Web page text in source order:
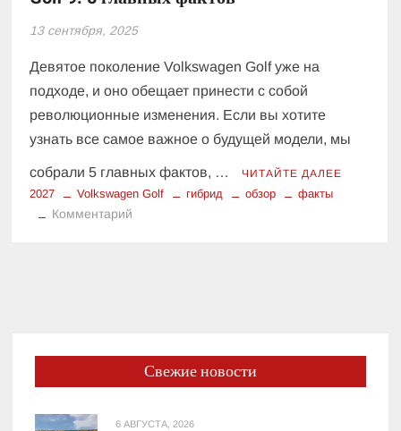
13 сентября, 2025
Девятое поколение Volkswagen Golf уже на
подходе, и оно обещает принести с собой
революционные изменения. Если вы хотите
узнать все самое важное о будущей модели, мы
собрали 5 главных фактов, … ЧИТАЙТЕ ДАЛЕЕ
2027 Volkswagen Golf гибрид обзор факты
Комментарий
Golf
главных
Свежие новости
6 АВГУСТА, 2026